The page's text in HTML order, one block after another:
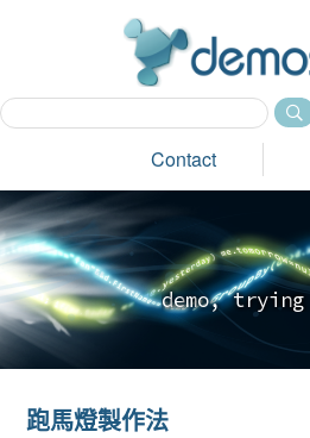
Contact
demo, tryi ng
跑馬燈製作法